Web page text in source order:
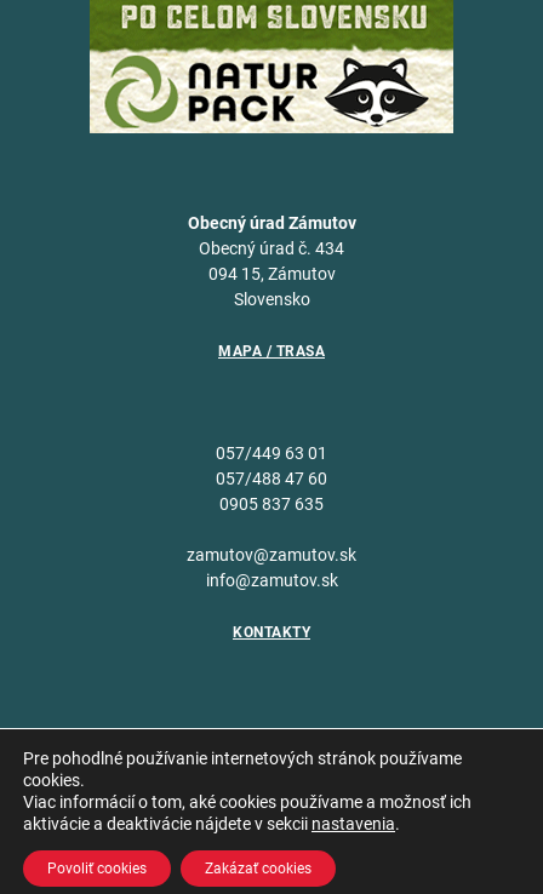
Obecný úrad Zámutov
Obecný úrad č. 434
094 15, Zámutov
Slovensko
MAPA / TRASA
057/449 63 01
057/488 47 60
0905 837 635
zamutov@zamutov.sk
info@zamutov.sk
KONTAKTY
Copyright © 2026 Obec
Pre pohodlné používanie internetových stránok používame
cookies.
Viac informácií o tom, aké cookies používame a možnosť ich
aktivácie a deaktivácie nájdete v sekcii nastavenia.
Povoliť cookies Zakázať cookies